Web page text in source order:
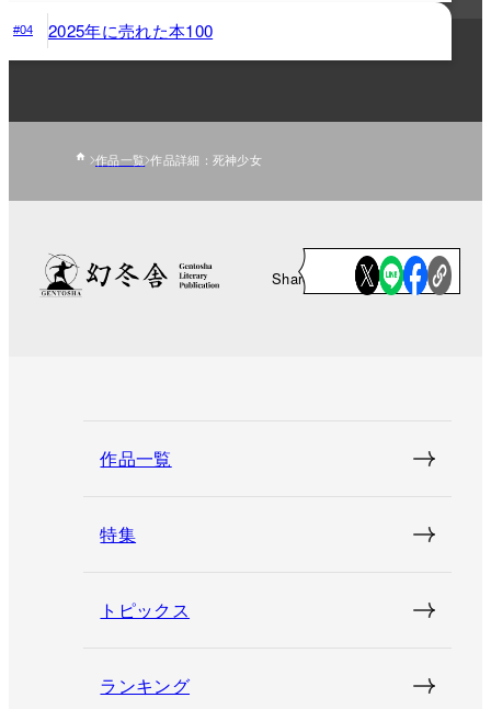
#04 2025年に売れた本100
作品一覧 作品詳細：死神少女
Share
作品一覧
特集
トピックス
ランキング